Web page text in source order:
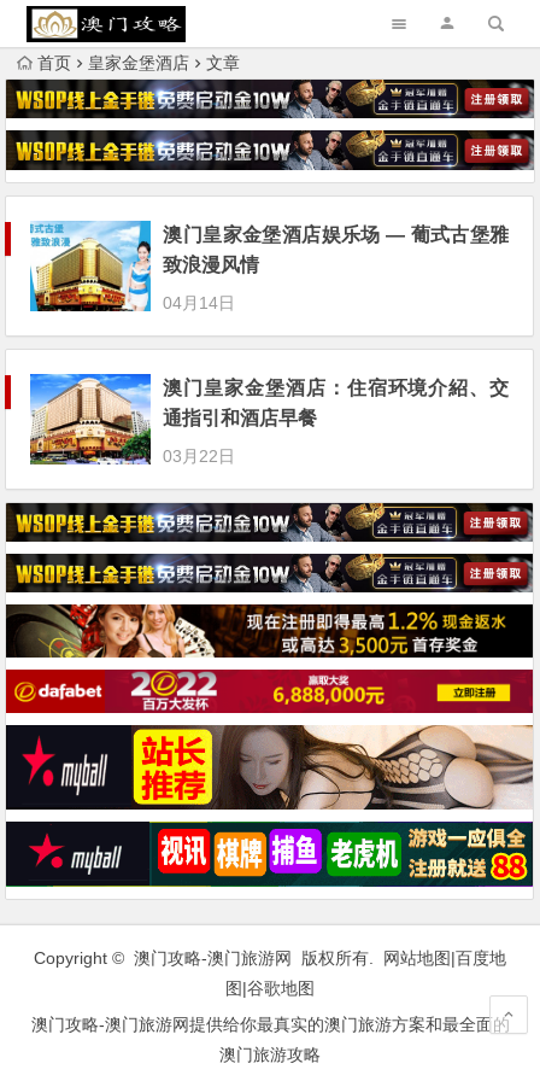
首页 皇家金堡酒店 文章
澳门皇家金堡酒店娱乐场 — 葡式古堡雅
致浪漫风情
04月14日
澳门皇家金堡酒店：住宿环境介紹、交
通指引和酒店早餐
03月22日
Copyright © 澳门攻略-澳门旅游网 版权所有. 网站地图|百度地
图|谷歌地图
澳门攻略-澳门旅游网提供给你最真实的澳门旅游方案和最全面的
澳门旅游攻略